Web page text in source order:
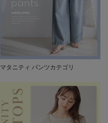
マタニティ パンツカテゴリ